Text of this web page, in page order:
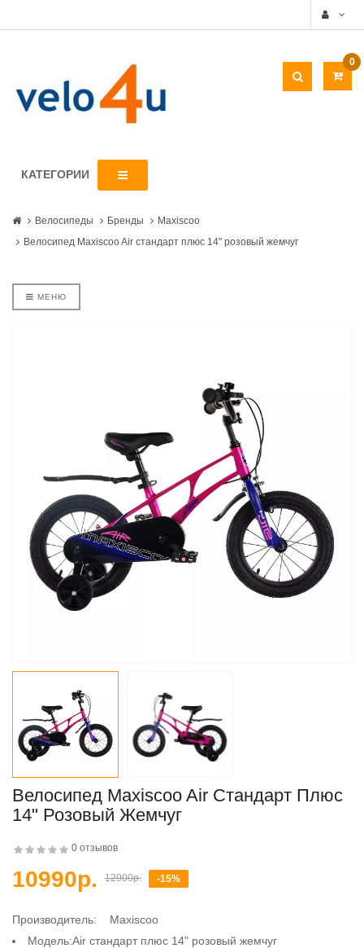
0
КАТЕГОРИИ
Велосипеды Бренды
Maxiscoo
Велосипед Maxiscoo Air стандарт плюс 14" розовый жемчуг
МЕНЮ
Велосипед Maxiscoo Air Стандарт Плюс
14" Розовый Жемчуг
0 отзывов
10990р. 12900р. -15%
Производитель:
Maxiscoo
Модель:Air стандарт плюс 14" розовый жемчуг